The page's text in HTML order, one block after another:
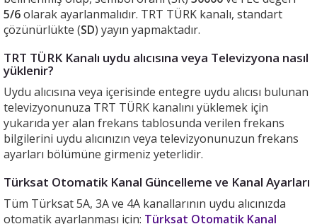
5/6olarak ayarlanmalıdır. TRT TÜRK kanalı, standart
çözünürlükte (SD) yayın yapmaktadır.
TRT TÜRK Kanalı uydu alıcısına veya Televizyona nasıl
yüklenir?
Uydu alıcısına veya içerisinde entegre uydu alıcısı bulunan
televizyonunuza TRT TÜRK kanalını yüklemek için
yukarıda yer alan frekans tablosunda verilen frekans
bilgilerini uydu alıcınızın veya televizyonunuzun frekans
ayarları bölümüne girmeniz yeterlidir.
Türksat Otomatik Kanal Güncelleme ve Kanal Ayarları
Tüm Türksat 5A, 3A ve 4A kanallarının uydu alıcınızda
otomatik ayarlanması için: Türksat Otomatik Kanal